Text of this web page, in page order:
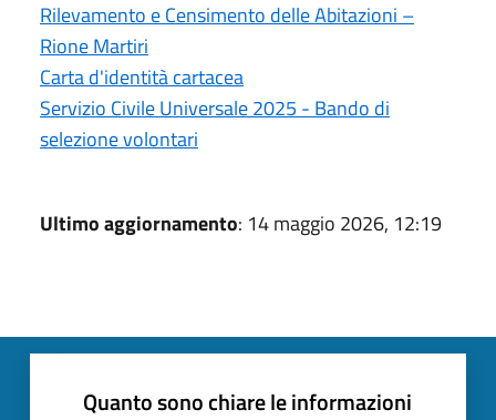
Rilevamento e Censimento delle Abitazioni –
Rione Martiri
Carta d'identità cartacea
Servizio Civile Universale 2025 - Bando di
selezione volontari
Ultimo aggiornamento: 14 maggio 2026, 12:19
Quanto sono chiare le informazioni